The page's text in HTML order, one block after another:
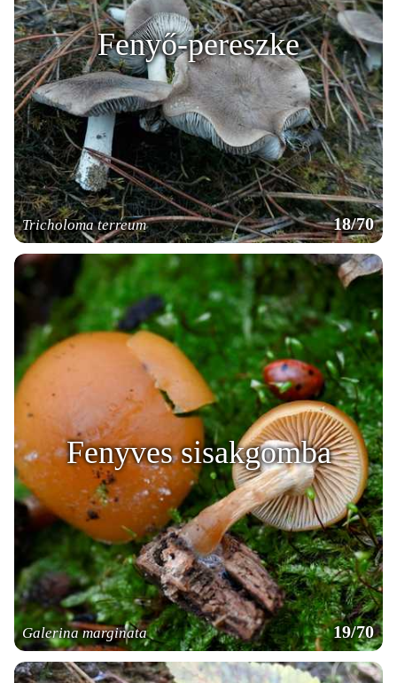
Fenyő-pereszke
Tricholoma terreum 18/70
Fenyves sisakgomba
Galerina marginata 19/70